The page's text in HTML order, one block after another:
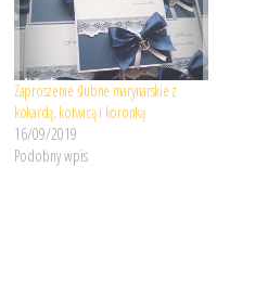
Zaproszenie ślubne marynarskie z
kokardą, kotwicą i koronką
16/09/2019
Podobny wpis